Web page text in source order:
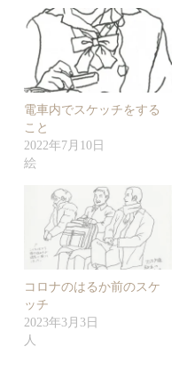
電車内でスケッチをする
こと
2022年7月10日
絵
コロナのはるか前のスケ
ッチ
2023年3月3日
人